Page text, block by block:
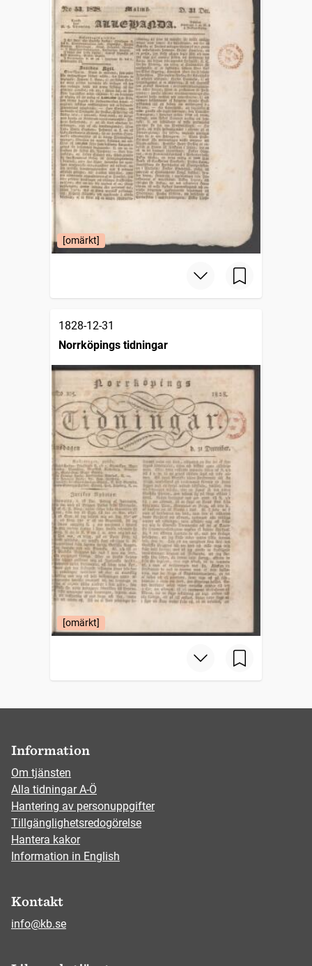
[omärkt]
1828-12-31
Norrköpings tidningar
[omärkt]
Information
Om tjänsten
Alla tidningar A-Ö
Hantering av personuppgifter
Tillgänglighetsredogörelse
Hantera kakor
Information in English
Kontakt
info@kb.se